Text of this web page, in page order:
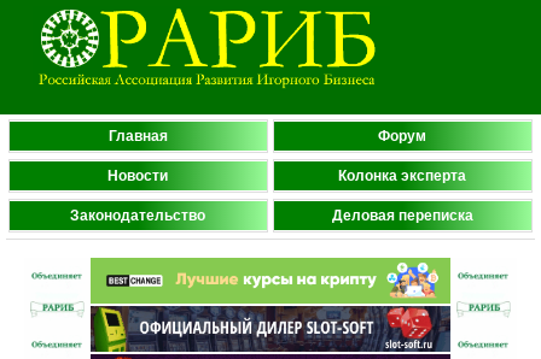
Главная Форум
Новости Колонка эксперта
Законодательство Деловая переписка